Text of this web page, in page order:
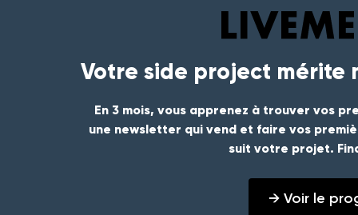
Votre side project mérite
En 3 mois, vous apprenez à trouver vos
une newsletter qui vend et faire vos
suit votre projet.
→ Voir le